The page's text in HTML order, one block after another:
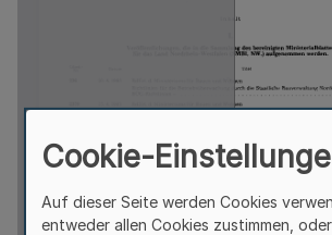
Cookie-
Auf dieser Seite werden Cookies
entweder allen Cookies zustimmen,